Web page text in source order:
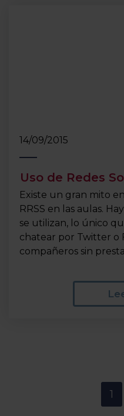
14/09/2015
Uso de Redes
Existe un gran mito
RRSS en las aulas.
se utilizan, lo único
chatear por Twitter o
compañeros sin
1